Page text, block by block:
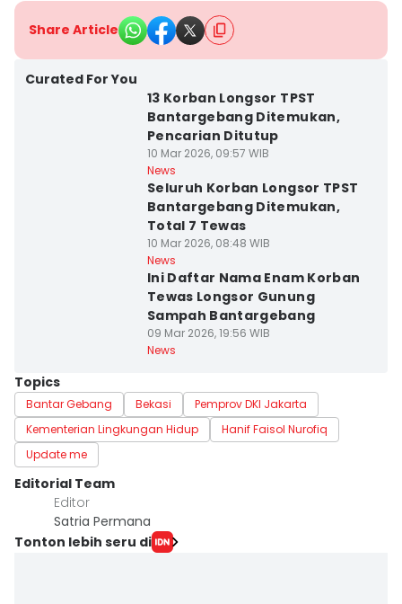
Share Article
Curated For You
13 Korban Longsor TPST
Bantargebang Ditemukan,
Pencarian Ditutup
10 Mar 2026, 09:57 WIB
News
Seluruh Korban Longsor TPST
Bantargebang Ditemukan,
Total 7 Tewas
10 Mar 2026, 08:48 WIB
News
Ini Daftar Nama Enam Korban
Tewas Longsor Gunung
Sampah Bantargebang
09 Mar 2026, 19:56 WIB
News
Topics
Bantar Gebang Bekasi
Pemprov DKI Jakarta
Kementerian Lingkungan Hidup
Hanif Faisol Nurofiq
Update me
Editorial Team
Editor
Satria Permana
Tonton lebih seru di